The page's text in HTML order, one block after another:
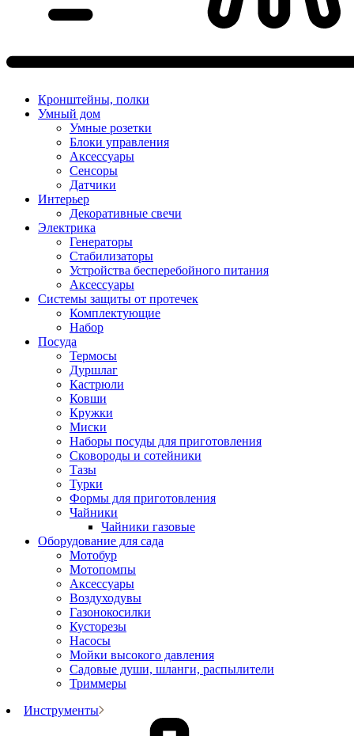
Кронштейны, полки
Умный дом
Умные розетки
Блоки управления
Аксессуары
Сенсоры
Датчики
Интерьер
Декоративные свечи
Электрика
Генераторы
Стабилизаторы
Устройства бесперебойного питания
Аксессуары
Системы защиты от протечек
Комплектующие
Набор
Посуда
Термосы
Дуршлаг
Кастрюли
Ковши
Кружки
Миски
Наборы посуды для приготовления
Сковороды и сотейники
Тазы
Турки
Формы для приготовления
Чайники
Чайники газовые
Оборудование для сада
Мотобур
Мотопомпы
Аксессуары
Воздуходувы
Газонокосилки
Кусторезы
Насосы
Мойки высокого давления
Садовые души, шланги, распылители
Триммеры
Инструменты